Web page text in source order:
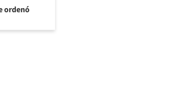
ordenó